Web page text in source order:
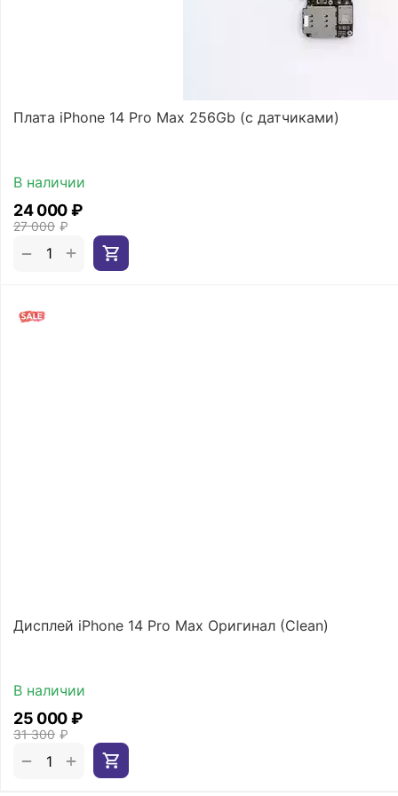
Плата iPhone 14 Pro Max 256Gb (с датчиками)
В наличии
27 000 ₽
24 000₽
+
−
Дисплей iPhone 14 Pro Max Оригинал (Clean)
В наличии
31 300 ₽
25 000₽
+
−